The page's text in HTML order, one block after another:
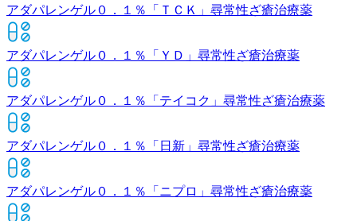
アダパレンゲル０．１％「ＴＣＫ」 尋常性ざ瘡治療薬
アダパレンゲル０．１％「ＹＤ」 尋常性ざ瘡治療薬
アダパレンゲル０．１％「テイコク」 尋常性ざ瘡治療薬
アダパレンゲル０．１％「日新」 尋常性ざ瘡治療薬
アダパレンゲル０．１％「ニプロ」 尋常性ざ瘡治療薬